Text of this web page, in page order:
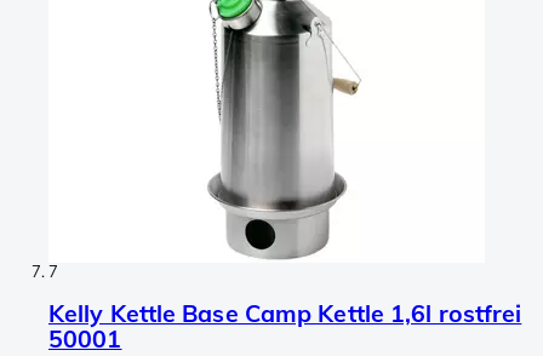
7
Kelly Kettle Base Camp Kettle 1,6l rostfrei
50001